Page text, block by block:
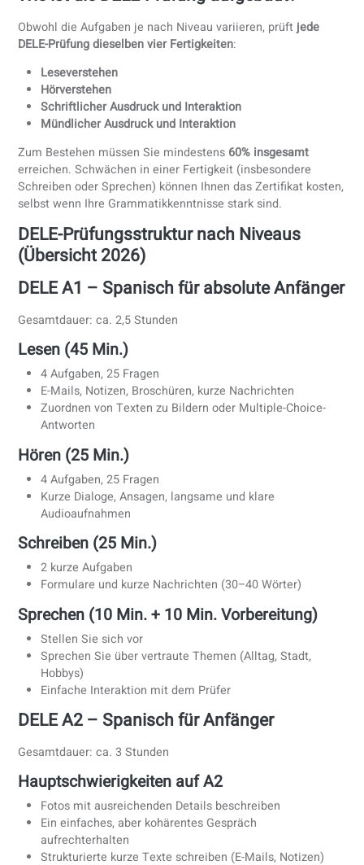
Schreiben (nicht nur Grammatik)?
Wie viel Zeit kann ich realistischerweise für die
Warum brauche ich das Zertifikat (Studium, Arbeit,
Einwanderung)?
Wir empfehlen dringend, einevollständige Probeprüfung
absolvieren und nicht nur einen Online-Grammatikkurs.
Lernende stellen fest, dass ihre rezeptiven Fertigkeiten
(Lesen/Hören) höher sind als ihre produktiven Fertigkeiten
(Sprechen/Schreiben).
Wie ist die DELE-Prüfung aufgebaut?
DELE-Prüfung dieselben vier Fertigkeiten:
Leseverstehen
Hörverstehen
Schriftlicher Ausdruck und Interaktion
Mündlicher Ausdruck und Interaktion
Zum Bestehen müssen Sie mindestens60% insgesamt
erreichen. Schwächen in einer Fertigkeit (insbesondere
Schreiben oder Sprechen) können Ihnen das Zertifikat
selbst wenn Ihre Grammatikkenntnisse stark sind.
DELE-Prüfungsstruktur nach Niveaus
(Übersicht 2026)
DELE A1 – Spanisch für absolute
Lesen (45 Min.)
4 Aufgaben, 25 Fragen
E-Mails, Notizen, Broschüren, kurze Nachrichten
Zuordnen von Texten zu Bildern oder Multiple-Choice-
Antworten
Hören (25 Min.)
4 Aufgaben, 25 Fragen
Kurze Dialoge, Ansagen, langsame und klare
Audioaufnahmen
Schreiben (25 Min.)